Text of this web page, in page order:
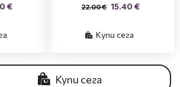
Купи сега
€ 15.40 €
22.00 €
Купи сега